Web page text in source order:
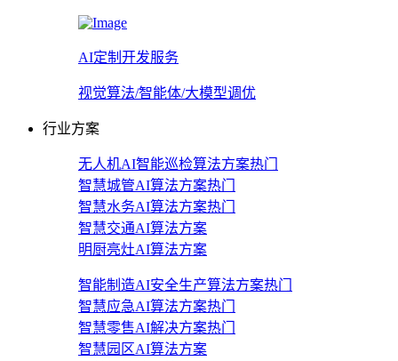
AI定制开发服务
视觉算法/智能体/大模型调优
行业方案
无人机AI智能巡检算法方案热门
智慧城管AI算法方案热门
智慧水务AI算法方案热门
智慧交通AI算法方案
明厨亮灶AI算法方案
智能制造AI安全生产算法方案热门
智慧应急AI算法方案热门
智慧零售AI解决方案热门
智慧园区AI算法方案